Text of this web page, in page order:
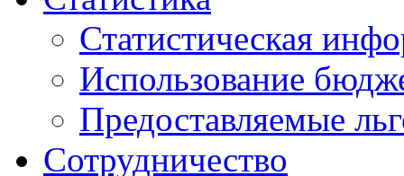
Статистическая
Использование
Предоставляемые
Сотрудничество